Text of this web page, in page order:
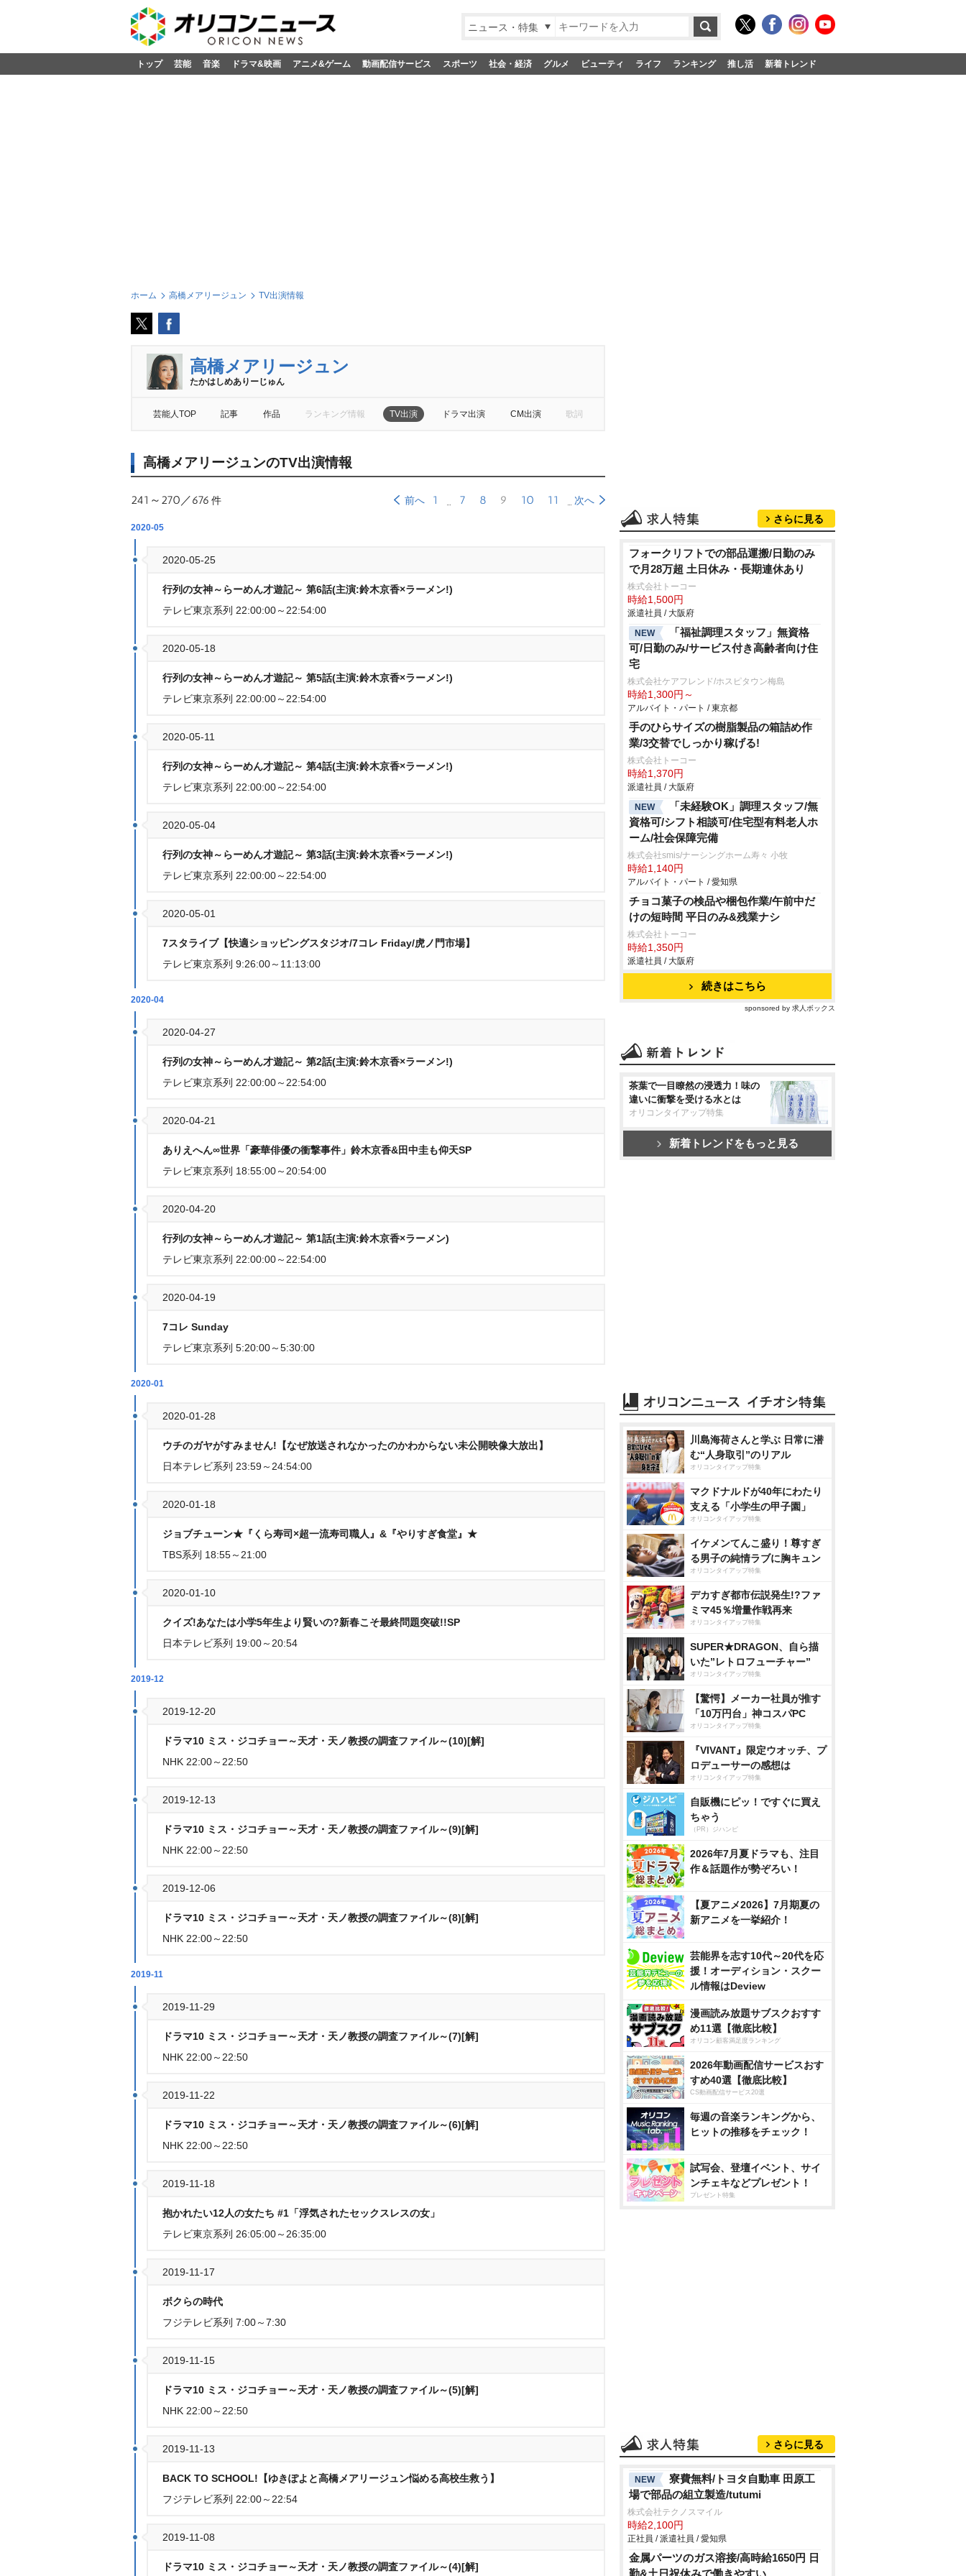
ニュース・特集
トップ 芸能 音楽 ドラマ&映画 アニメ&ゲーム 動画配信サービス スポーツ 社会・経済 グルメ ビューティ ライフ ランキング 推し活 新着トレンド
ホーム 高橋メアリージュン TV出演情報
高橋メアリージュン
たかはしめありーじゅん
芸能人TOP 記事 作品 ランキング情報 TV出演 ドラマ出演 CM出演 歌詞
高橋メアリージュンのTV出演情報
241～270／676 件 前へ 1 7 8 9 10 11 次へ
2020-05
2020-05-25
行列の女神～らーめん才遊記～ 第6話(主演:鈴木京香×ラーメン!)
テレビ東京系列 22:00:00～22:54:00
2020-05-18
行列の女神～らーめん才遊記～ 第5話(主演:鈴木京香×ラーメン!)
テレビ東京系列 22:00:00～22:54:00
2020-05-11
行列の女神～らーめん才遊記～ 第4話(主演:鈴木京香×ラーメン!)
テレビ東京系列 22:00:00～22:54:00
2020-05-04
行列の女神～らーめん才遊記～ 第3話(主演:鈴木京香×ラーメン!)
テレビ東京系列 22:00:00～22:54:00
2020-05-01
7スタライブ【快適ショッピングスタジオ/7コレ Friday/虎ノ門市場】
テレビ東京系列 9:26:00～11:13:00
2020-04
2020-04-27
行列の女神～らーめん才遊記～ 第2話(主演:鈴木京香×ラーメン!)
テレビ東京系列 22:00:00～22:54:00
2020-04-21
ありえへん∞世界「豪華俳優の衝撃事件」鈴木京香&田中圭も仰天SP
テレビ東京系列 18:55:00～20:54:00
2020-04-20
行列の女神～らーめん才遊記～ 第1話(主演:鈴木京香×ラーメン)
テレビ東京系列 22:00:00～22:54:00
2020-04-19
7コレ Sunday
テレビ東京系列 5:20:00～5:30:00
2020-01
2020-01-28
ウチのガヤがすみません!【なぜ放送されなかったのかわからない未公開映像大放出】
日本テレビ系列 23:59～24:54:00
2020-01-18
ジョブチューン★『くら寿司×超一流寿司職人』&『やりすぎ食堂』★
TBS系列 18:55～21:00
2020-01-10
クイズ!あなたは小学5年生より賢いの?新春こそ最終問題突破!!SP
日本テレビ系列 19:00～20:54
2019-12
2019-12-20
ドラマ10 ミス・ジコチョー～天才・天ノ教授の調査ファイル～(10)[解]
NHK 22:00～22:50
2019-12-13
ドラマ10 ミス・ジコチョー～天才・天ノ教授の調査ファイル～(9)[解]
NHK 22:00～22:50
2019-12-06
ドラマ10 ミス・ジコチョー～天才・天ノ教授の調査ファイル～(8)[解]
NHK 22:00～22:50
2019-11
2019-11-29
ドラマ10 ミス・ジコチョー～天才・天ノ教授の調査ファイル～(7)[解]
NHK 22:00～22:50
2019-11-22
ドラマ10 ミス・ジコチョー～天才・天ノ教授の調査ファイル～(6)[解]
NHK 22:00～22:50
2019-11-18
抱かれたい12人の女たち #1「浮気されたセックスレスの女」
テレビ東京系列 26:05:00～26:35:00
2019-11-17
ボクらの時代
フジテレビ系列 7:00～7:30
2019-11-15
ドラマ10 ミス・ジコチョー～天才・天ノ教授の調査ファイル～(5)[解]
NHK 22:00～22:50
2019-11-13
BACK TO SCHOOL!【ゆきぽよと高橋メアリージュン悩める高校生救う】
フジテレビ系列 22:00～22:54
2019-11-08
ドラマ10 ミス・ジコチョー～天才・天ノ教授の調査ファイル～(4)[解]
さらに見る
フォークリフトでの部品運搬/日勤のみ
で月28万超 土日休み・長期連休あり
株式会社トーコー
時給1,500円
派遣社員 / 大阪府
NEW
「福祉調理スタッフ」無資格
可/日勤のみ/サービス付き高齢者向け住
宅
株式会社ケアフレンド/ホスピタウン梅島
時給1,300円～
アルバイト・パート / 東京都
手のひらサイズの樹脂製品の箱詰め作
業/3交替でしっかり稼げる!
株式会社トーコー
時給1,370円
派遣社員 / 大阪府
NEW
「未経験OK」調理スタッフ/無
資格可/シフト相談可/住宅型有料老人ホ
ーム/社会保障完備
株式会社smis/ナーシングホーム寿々 小牧
時給1,140円
アルバイト・パート / 愛知県
チョコ菓子の検品や梱包作業/午前中だ
けの短時間 平日のみ&残業ナシ
株式会社トーコー
時給1,350円
派遣社員 / 大阪府
続きはこちら
sponsored by 求人ボックス
茶葉で一目瞭然の浸透力！味の
違いに衝撃を受ける水とは
オリコンタイアップ特集
新着トレンドをもっと見る
川島海荷さんと学ぶ 日常に潜
む“人身取引”のリアル
オリコンタイアップ特集
マクドナルドが40年にわたり
支える「小学生の甲子園」
オリコンタイアップ特集
イケメンてんこ盛り！尊すぎ
る男子の純情ラブに胸キュン
オリコンタイアップ特集
デカすぎ都市伝説発生!?ファ
ミマ45％増量作戦再来
オリコンタイアップ特集
SUPER★DRAGON、自ら描
いた”レトロフューチャー”
オリコンタイアップ特集
【驚愕】メーカー社員が推す
「10万円台」神コスパPC
オリコンタイアップ特集
『VIVANT』限定ウオッチ、プ
ロデューサーの感想は
オリコンタイアップ特集
自販機にピッ！ですぐに買え
ちゃう
（PR）ジハンピ
2026年7月夏ドラマも、注目
作＆話題作が勢ぞろい！
【夏アニメ2026】7月期夏の
新アニメを一挙紹介！
芸能界を志す10代～20代を応
援！オーディション・スクー
ル情報はDeview
漫画読み放題サブスクおすす
め11選【徹底比較】
オリコン顧客満足度ランキング
2026年動画配信サービスおす
すめ40選【徹底比較】
CS動画配信サービス20選
毎週の音楽ランキングから、
ヒットの推移をチェック！
試写会、登壇イベント、サイ
ンチェキなどプレゼント！
プレゼント特集
さらに見る
NEW
寮費無料/トヨタ自動車 田原工
場で部品の組立製造/tutumi
株式会社テクノスマイル
時給2,100円
正社員 / 派遣社員 / 愛知県
金属パーツのガス溶接/高時給1650円 日
勤&土日祝休みで働きやすい